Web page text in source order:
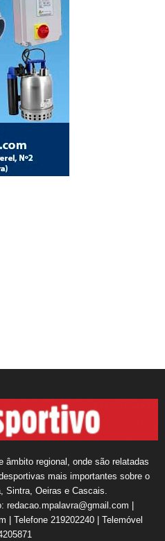
âmbito regional, onde são relatadas
mais importantes sobre o
Sintra, Oeiras e Cascais.
|
| Telefone 219202240 | Telemóvel